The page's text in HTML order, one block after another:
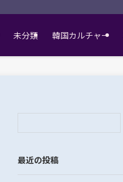
未分類 韓国カルチャー
最近の投稿